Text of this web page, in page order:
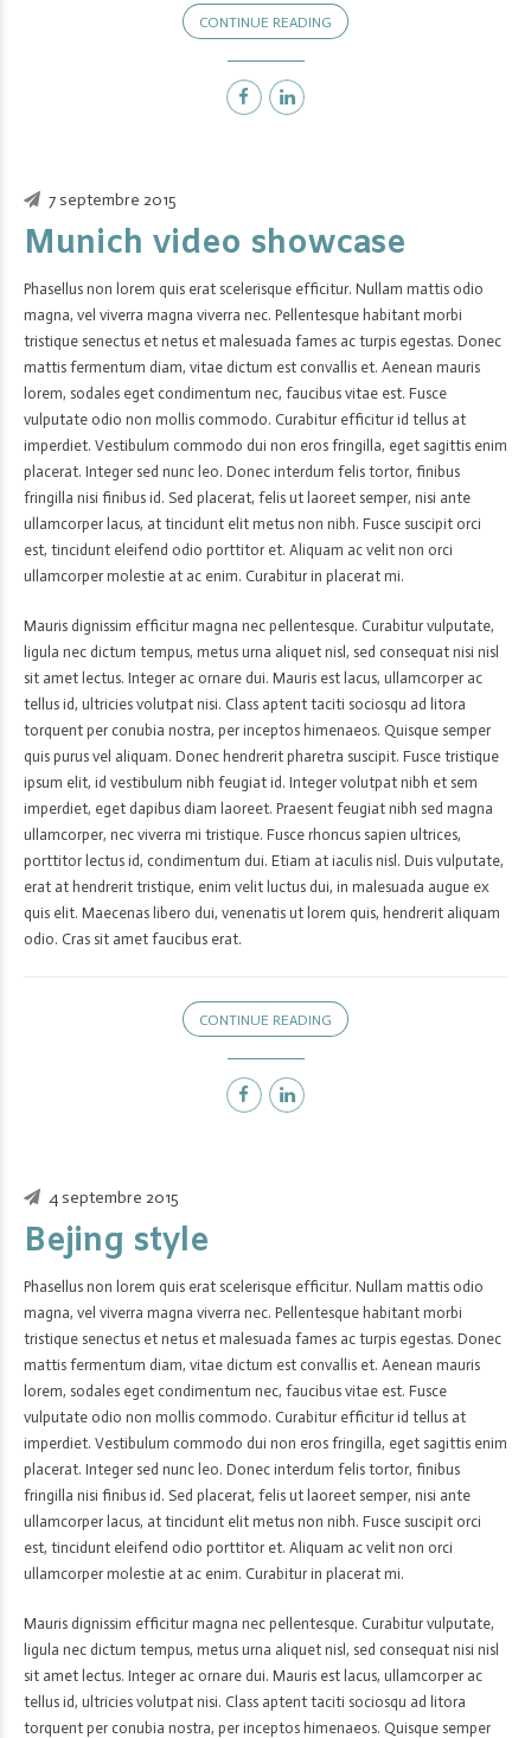
CONTINUE READING
7 septembre 2015
Munich video showcase
Phasellus non lorem quis erat scelerisque efficitur. Nullam mattis odio
magna, vel viverra magna viverra nec. Pellentesque habitant morbi
tristique senectus et netus et malesuada fames ac turpis egestas. Donec
mattis fermentum diam, vitae dictum est convallis et. Aenean mauris
lorem, sodales eget condimentum nec, faucibus vitae est. Fusce
vulputate odio non mollis commodo. Curabitur efficitur id tellus at
imperdiet. Vestibulum commodo dui non eros fringilla, eget sagittis enim
placerat. Integer sed nunc leo. Donec interdum felis tortor, finibus
fringilla nisi finibus id. Sed placerat, felis ut laoreet semper, nisi ante
ullamcorper lacus, at tincidunt elit metus non nibh. Fusce suscipit orci
est, tincidunt eleifend odio porttitor et. Aliquam ac velit non orci
ullamcorper molestie at ac enim. Curabitur in placerat mi.
Mauris dignissim efficitur magna nec pellentesque. Curabitur vulputate,
ligula nec dictum tempus, metus urna aliquet nisl, sed consequat nisi nisl
sit amet lectus. Integer ac ornare dui. Mauris est lacus, ullamcorper ac
tellus id, ultricies volutpat nisi. Class aptent taciti sociosqu ad litora
torquent per conubia nostra, per inceptos himenaeos. Quisque semper
quis purus vel aliquam. Donec hendrerit pharetra suscipit. Fusce tristique
ipsum elit, id vestibulum nibh feugiat id. Integer volutpat nibh et sem
imperdiet, eget dapibus diam laoreet. Praesent feugiat nibh sed magna
ullamcorper, nec viverra mi tristique. Fusce rhoncus sapien ultrices,
porttitor lectus id, condimentum dui. Etiam at iaculis nisl. Duis vulputate,
erat at hendrerit tristique, enim velit luctus dui, in malesuada augue ex
quis elit. Maecenas libero dui, venenatis ut lorem quis, hendrerit aliquam
odio. Cras sit amet faucibus erat.
CONTINUE READING
4 septembre 2015
Bejing style
Phasellus non lorem quis erat scelerisque efficitur. Nullam mattis odio
magna, vel viverra magna viverra nec. Pellentesque habitant morbi
tristique senectus et netus et malesuada fames ac turpis egestas. Donec
mattis fermentum diam, vitae dictum est convallis et. Aenean mauris
lorem, sodales eget condimentum nec, faucibus vitae est. Fusce
vulputate odio non mollis commodo. Curabitur efficitur id tellus at
imperdiet. Vestibulum commodo dui non eros fringilla, eget sagittis enim
placerat. Integer sed nunc leo. Donec interdum felis tortor, finibus
fringilla nisi finibus id. Sed placerat, felis ut laoreet semper, nisi ante
ullamcorper lacus, at tincidunt elit metus non nibh. Fusce suscipit orci
est, tincidunt eleifend odio porttitor et. Aliquam ac velit non orci
ullamcorper molestie at ac enim. Curabitur in placerat mi.
Mauris dignissim efficitur magna nec pellentesque. Curabitur vulputate,
ligula nec dictum tempus, metus urna aliquet nisl, sed consequat nisi nisl
sit amet lectus. Integer ac ornare dui. Mauris est lacus, ullamcorper ac
tellus id, ultricies volutpat nisi. Class aptent taciti sociosqu ad litora
torquent per conubia nostra, per inceptos himenaeos. Quisque semper